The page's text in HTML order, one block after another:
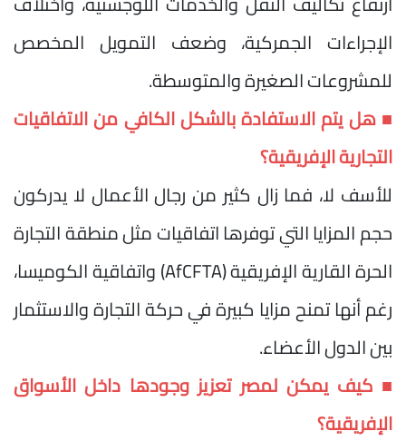
الإجراءات الجمركية، وضعف التمويل المخصص
للمشروعات الصغيرة والمتوسطة.
■ هل يتم الاستفادة بالشكل الكافي من الاتفاقيات
التجارية الإفريقية؟
للأسف لا، فما زال كثير من رجال الأعمال لا يدركون
حجم المزايا التي توفرها اتفاقيات مثل منطقة التجارة
الحرة القارية الإفريقية (AfCFTA) واتفاقية الكوميسا،
رغم أنها تمنح مزايا كبيرة في حركة التجارة والاستثمار
بين الدول الأعضاء.
■ كيف يمكن لمصر تعزيز وجودها داخل الأسواق
الإفريقية؟